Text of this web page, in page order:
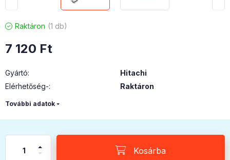
Raktáron 1 db
7 120 Ft
Gyártó:
Hitachi
Elérhetőség-: Raktáron
További adatok
Kosárba